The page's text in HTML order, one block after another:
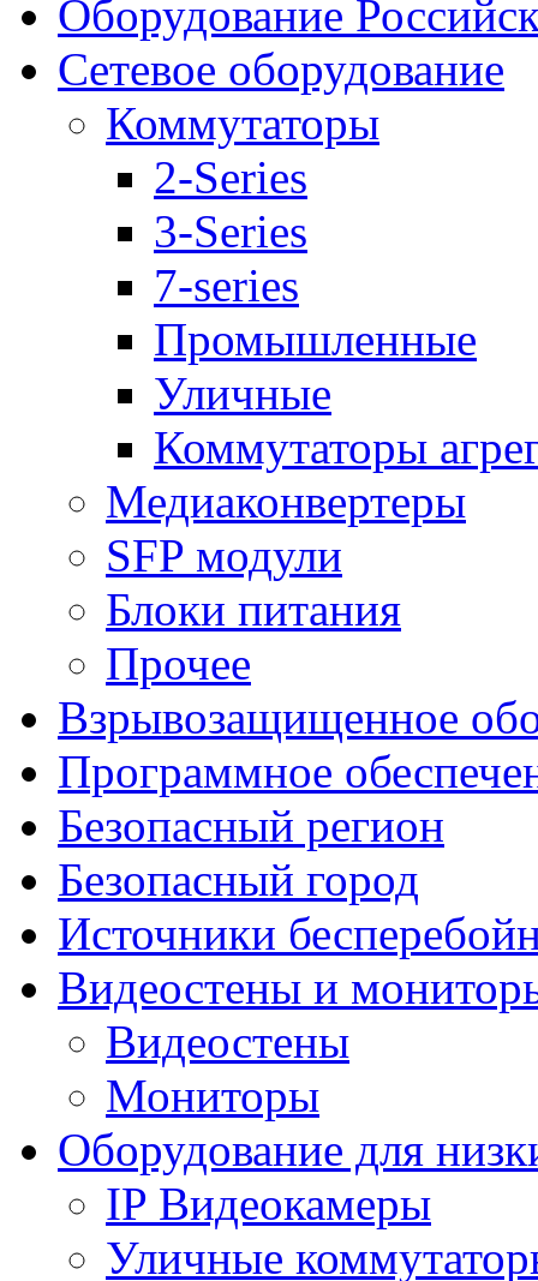
Оборудование
Сетевое оборудование
Коммутаторы
2-Series
3-Series
7-series
Промышленные
Уличные
Коммутаторы
Медиаконвертеры
SFP модули
Блоки питания
Прочее
Взрывозащищенное
Программное
Безопасный регион
Безопасный город
Источники
Видеостены и
Видеостены
Мониторы
Оборудование для
IP Видеокамеры
Уличные